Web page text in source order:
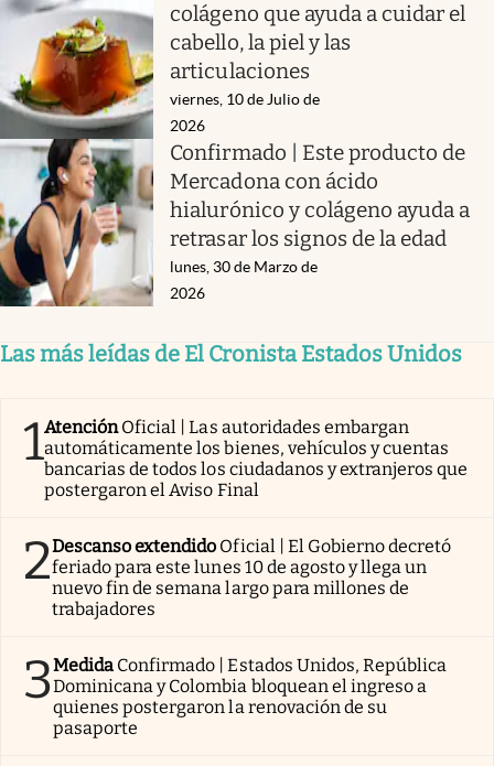
colágeno que ayuda a cuidar el
cabello, la piel y las
articulaciones
viernes, 10 de Julio de
2026
Confirmado | Este producto de
Mercadona con ácido
hialurónico y colágeno ayuda a
retrasar los signos de la edad
lunes, 30 de Marzo de
2026
Las más leídas de El Cronista Estados Unidos
1AtenciónOficial | Las autoridades embargan
automáticamente los bienes, vehículos y cuentas
bancarias de todos los ciudadanos y extranjeros que
postergaron el Aviso Final
2Descanso extendido Oficial | El Gobierno decretó
feriado para este lunes 10 de agosto y llega un
nuevo fin de semana largo para millones de
trabajadores
3Medida Confirmado | Estados Unidos, República
Dominicana y Colombia bloquean el ingreso a
quienes postergaron la renovación de su
pasaporte